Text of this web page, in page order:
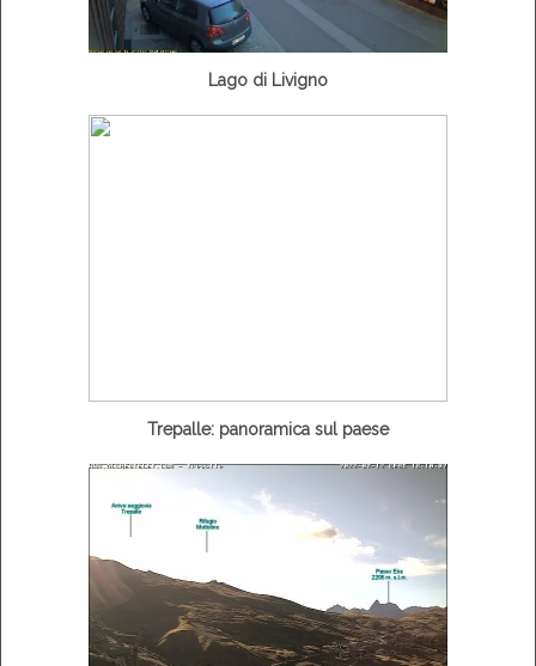
Lago di Livigno
Trepalle: panoramica sul paese